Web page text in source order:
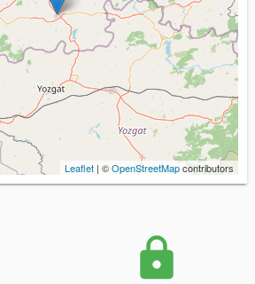
Leaflet | ©OpenStreetMapcontributors
lock